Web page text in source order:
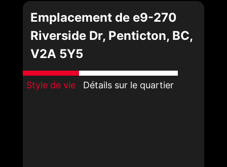
Emplacement de e9-270
Riverside Dr, Penticton, BC,
V2A 5Y5
Style de vie Détails sur le quartier